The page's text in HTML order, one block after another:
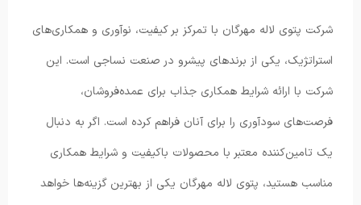
شرکت پتوی لاله مهرگان با تمرکز بر کیفیت، نوآوری و همکاری‌های
استراتژیک، یکی از برندهای پیشرو در صنعت نساجی است. این
شرکت با ارائه شرایط همکاری جذاب برای عمده‌فروشان،
فرصت‌های سودآوری را برای آنان فراهم کرده است. اگر به دنبال
یک تامین‌کننده معتبر با محصولات باکیفیت و شرایط همکاری
مناسب هستید، پتوی لاله مهرگان یکی از بهترین گزینه‌ها خواهد